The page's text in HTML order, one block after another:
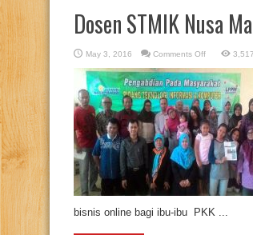
Dosen STMIK Nusa
May 3, 2016 Comments Offon
STMIK
Nusa
Mandiri
Beri
Pelatihan
Bisnis
Online
bisnis online bagi ibu-ibu PKK ...